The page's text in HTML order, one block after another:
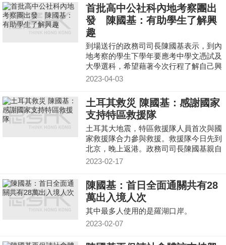
首批高中公社科內地考察團出
發 陳國基：有助學生了解興
趣
到場送行的政務司司長陳國基表示，到內
地考察的學生下學年要應考中學文憑試及
大學選科，希望藉著今次行程了解自己興
趣，日後選科時會較容易。
2023-04-03
土耳其救災 陳國基：感謝國家
支持特區救援隊
土耳其大地震，特區救援隊人員首次與國
家救援隊合力參與救援。救援隊今日先到
北京，晚上返港。政務司司長陳國基親自
到北京迎接救援隊
2023-02-17
陳國基：首日全面通關共有28
萬出入境人次
其中最多人使用的是羅湖口岸。
2023-02-07